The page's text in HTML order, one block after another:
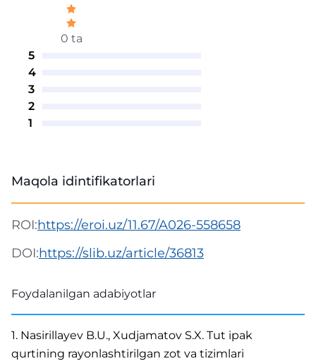
0 ta
5
4
3
2
1
Maqola idintifikatorlari
ROI:https://eroi.uz/11.67/A026-558658
DOI:https://slib.uz/article/36813
Foydalanilgan adabiyotlar
1. Nasirillayev B.U., Xudjamatov S.X. Tut ipak
qurtining rayonlashtirilgan zot va tizimlari